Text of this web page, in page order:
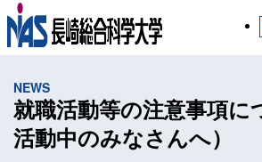
施設・アクセス
入試情報
各種証明書
NEWS
就職活動等の注意事項に
活動中のみなさんへ）